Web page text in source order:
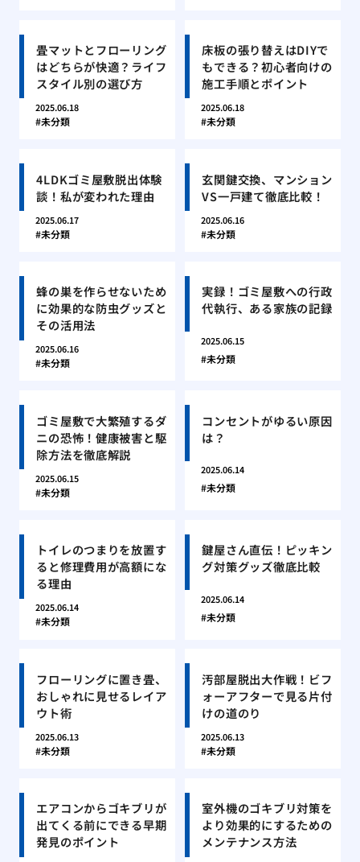
畳マットとフローリング
はどちらが快適？ライフ
スタイル別の選び方
2025.06.18
未分類
床板の張り替えはDIYで
もできる？初心者向けの
施工手順とポイント
2025.06.18
未分類
4LDKゴミ屋敷脱出体験
談！私が変われた理由
2025.06.17
未分類
玄関鍵交換、マンション
VS一戸建て徹底比較！
2025.06.16
未分類
蜂の巣を作らせないため
に効果的な防虫グッズと
その活用法
2025.06.16
未分類
実録！ゴミ屋敷への行政
代執行、ある家族の記録
2025.06.15
未分類
ゴミ屋敷で大繁殖するダ
ニの恐怖！健康被害と駆
除方法を徹底解説
2025.06.15
未分類
コンセントがゆるい原因
は？
2025.06.14
未分類
トイレのつまりを放置す
ると修理費用が高額にな
る理由
2025.06.14
未分類
鍵屋さん直伝！ピッキン
グ対策グッズ徹底比較
2025.06.14
未分類
フローリングに置き畳、
おしゃれに見せるレイア
ウト術
2025.06.13
未分類
汚部屋脱出大作戦！ビフ
ォーアフターで見る片付
けの道のり
2025.06.13
未分類
エアコンからゴキブリが
出てくる前にできる早期
発見のポイント
室外機のゴキブリ対策を
より効果的にするための
メンテナンス方法